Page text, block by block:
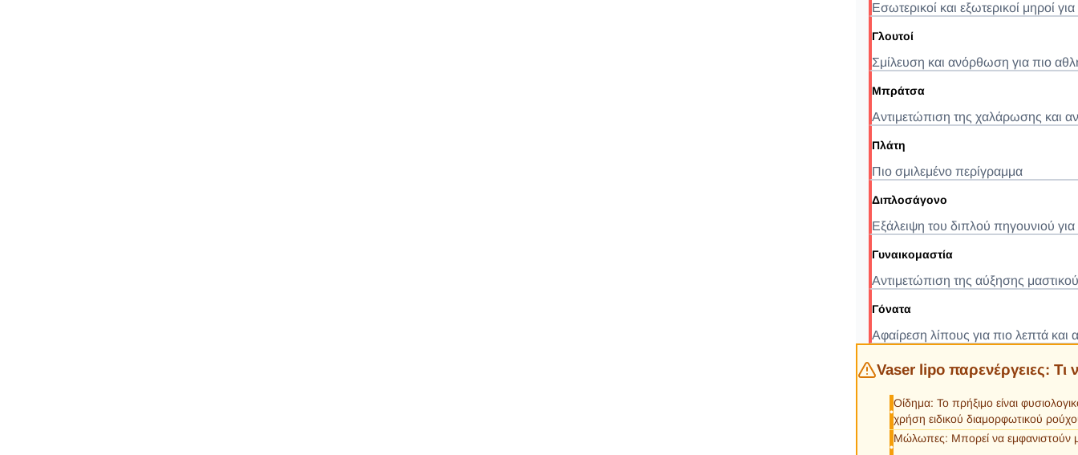
Εσωτερικοί και εξωτερικοί μηροί
Γλουτοί
Σμίλευση και ανόρθωση για πιο
Μπράτσα
Αντιμετώπιση της χαλάρωσης και
Πλάτη
Πιο σμιλεμένο περίγραμμα
Διπλοσάγονο
Εξάλειψη του διπλού πηγουνιού
Γυναικομαστία
Αντιμετώπιση της αύξησης
Γόνατα
Αφαίρεση λίπους για πιο λεπτά και
Vaser lipo παρενέργειες: Τι
•
Οίδημα: Το πρήξιμο είναι
χρήση ειδικού διαμορφωτικού
•
Μώλωπες: Μπορεί να εμφανιστούν